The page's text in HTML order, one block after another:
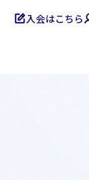
入会はこちら